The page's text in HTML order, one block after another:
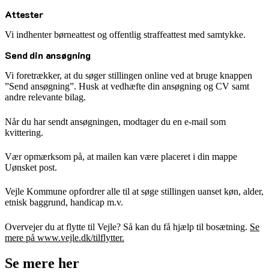
Attester
Vi indhenter børneattest og offentlig straffeattest med samtykke.
Send din ansøgning
Vi foretrækker, at du søger stillingen online ved at bruge knappen
”Send ansøgning”. Husk at vedhæfte din ansøgning og CV samt
andre relevante bilag.
Når du har sendt ansøgningen, modtager du en e-mail som
kvittering.
Vær opmærksom på, at mailen kan være placeret i din mappe
Uønsket post.
Vejle Kommune opfordrer alle til at søge stillingen uanset køn, alder,
etnisk baggrund, handicap m.v.
Overvejer du at flytte til Vejle? Så kan du få hjælp til bosætning. Se
mere på www.vejle.dk/tilflytter.
Se mere her